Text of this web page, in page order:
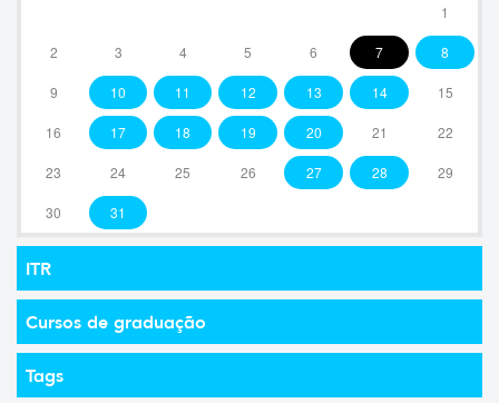
1
2 3 4 5 6 7 8
9 10 11 12 13 14 15
16 17 18 19 20 21 22
23 24 25 26 27 28 29
30 31
ITR
Cursos de graduação
Tags